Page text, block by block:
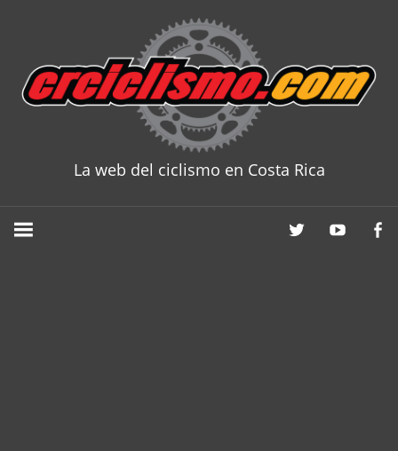
content
La web del ciclismo en Costa Rica